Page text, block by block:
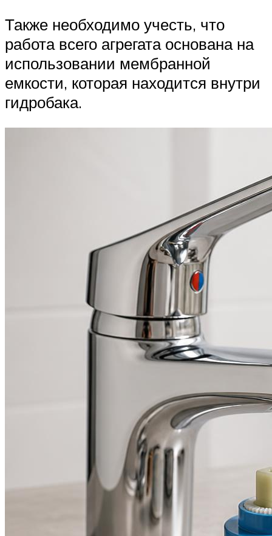
Также необходимо учесть, что
работа всего агрегата основана на
использовании мембранной
емкости, которая находится внутри
гидробака.